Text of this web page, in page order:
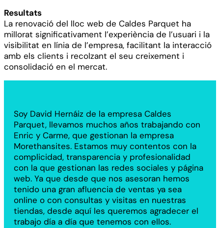
Resultats
La renovació del lloc web de Caldes Parquet ha
millorat significativament l’experiència de l’usuari i la
visibilitat en línia de l’empresa, facilitant la interacció
amb els clients i recolzant el seu creixement i
consolidació en el mercat.
Soy David Hernáiz de la empresa Caldes
Parquet, llevamos muchos años trabajando con
Enric y Carme, que gestionan la empresa
Morethansites. Estamos muy contentos con la
complicidad, transparencia y profesionalidad
con la que gestionan las redes sociales y página
web. Ya que desde que nos asesoran hemos
tenido una gran afluencia de ventas ya sea
online o con consultas y visitas en nuestras
tiendas, desde aquí les queremos agradecer el
trabajo día a día que tenemos con ellos.